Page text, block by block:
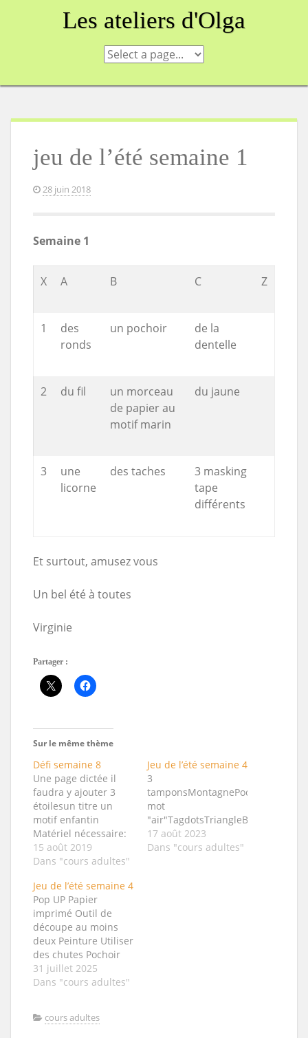
Les ateliers d'Olga
jeu de l’été semaine 1
28 juin 2018
Semaine 1
X A B C Z
1
des
ronds
un pochoir
de la
dentelle
2 du fil
un morceau
de papier au
motif marin
du jaune
3
une
licorne
des taches
3 masking
tape
différents
Et surtout, amusez vous
Un bel été à toutes
Virginie
Partager :
Sur le même thème
Défi semaine 8
Une page dictée il
faudra y ajouter 3
étoilesun titre un
motif enfantin
Matériel nécessaire:
1 photo 10x15
verticale1 papier 30,5
fond 1 papier unis de
16X17 cm pour mater
la photo3 papiers
imprimés
assortis une bande
fantaisie5 ou 6
embellissements
(fleurs, feuillages,
variées...)1 ruban…
15 août 2019
Dans "cours adultes"
Jeu de l’été semaine 4
3
tamponsMontagnePochoirle
mot
"air"TagdotsTriangleBoisKraft
17 août 2023
Dans "cours adultes"
Jeu de l’été semaine 4
Pop UP Papier
imprimé Outil de
découpe au moins
deux Peinture Utiliser
des chutes Pochoir
31 juillet 2025
Dans "cours adultes"
cours adultes